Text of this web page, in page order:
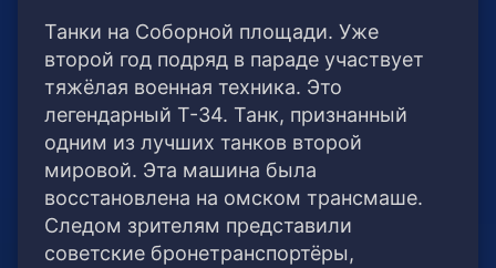
Танки на Соборной площади. Уже
второй год подряд в параде участвует
тяжёлая военная техника. Это
легендарный Т-34. Танк, признанный
одним из лучших танков второй
мировой. Эта машина была
восстановлена на омском трансмаше.
Следом зрителям представили
советские бронетранспортёры,